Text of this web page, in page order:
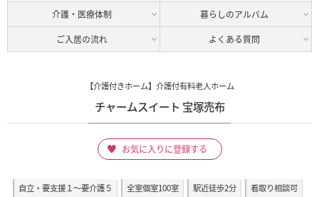
介護・医療体制
暮らしのアルバム
ご入居の流れ
よくある質問
【介護付きホーム】介護付有料老人ホーム
チャームスイート 宝塚売布
お気に入りに登録する
自立・要支援１～要介護５ 全室個室100室 駅近徒歩2分
看取り相談可